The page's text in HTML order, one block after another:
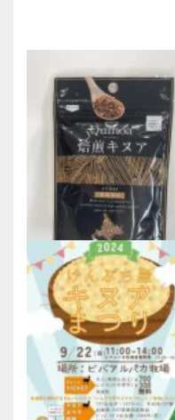
2024.10.24
大賞を受賞しました！【令和6年
北海道新技術・新製品開発賞（
部門）】